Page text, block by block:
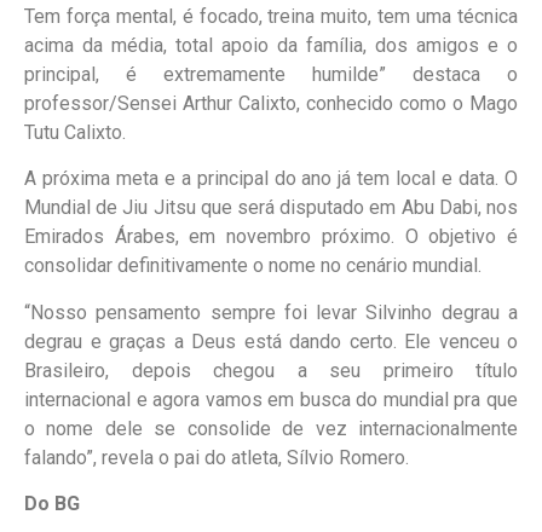
Tem força mental, é focado, treina muito, tem uma técnica
acima da média, total apoio da família, dos amigos e o
principal, é extremamente humilde” destaca o
professor/Sensei Arthur Calixto, conhecido como o Mago
Tutu Calixto.
A próxima meta e a principal do ano já tem local e data. O
Mundial de Jiu Jitsu que será disputado em Abu Dabi, nos
Emirados Árabes, em novembro próximo. O objetivo é
consolidar definitivamente o nome no cenário mundial.
“Nosso pensamento sempre foi levar Silvinho degrau a
degrau e graças a Deus está dando certo. Ele venceu o
Brasileiro, depois chegou a seu primeiro título
internacional e agora vamos em busca do mundial pra que
o nome dele se consolide de vez internacionalmente
falando”, revela o pai do atleta, Sílvio Romero.
Do BG